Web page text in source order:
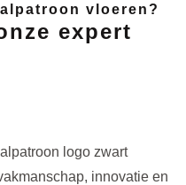
vloeren?
expert
innovatie en